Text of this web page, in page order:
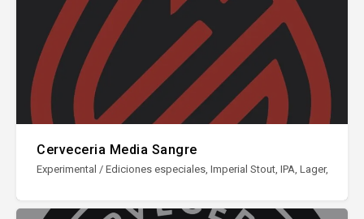
Cerveceria Media Sangre
Experimental / Ediciones especiales, Imperial Stout, IPA, Lager, NEIPA